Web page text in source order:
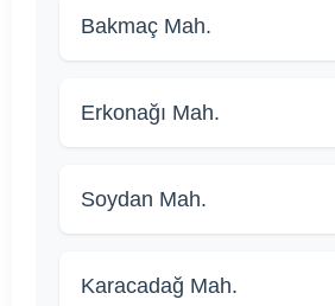
Bakmaç Mah.
Erkonağı Mah.
Soydan Mah.
Karacadağ Mah.